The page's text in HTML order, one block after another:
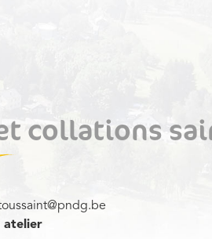
collations
atelier